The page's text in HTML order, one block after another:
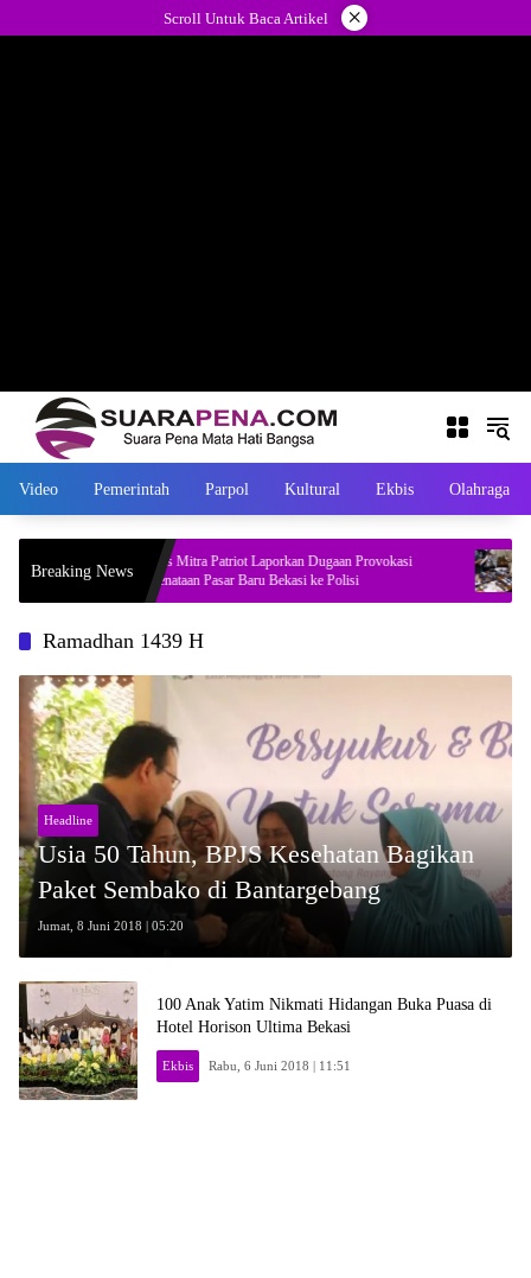
ke
Scroll Untuk Baca Artikel ×
Video Pemerintah Parpol Kultural Ekbis Olahraga
Breaking News
Bos Mitra Patriot Laporkan Dugaan Provokasi
Penataan Pasar Baru Bekasi ke Polisi
Soal
Jaksel,
Ramadhan 1439 H
Headline
Usia 50 Tahun, BPJS Kesehatan Bagikan
Paket Sembako di Bantargebang
Jumat, 8 Juni 2018 | 05:20
100 Anak Yatim Nikmati Hidangan Buka Puasa di
Hotel Horison Ultima Bekasi
Ekbis Rabu, 6 Juni 2018 | 11:51